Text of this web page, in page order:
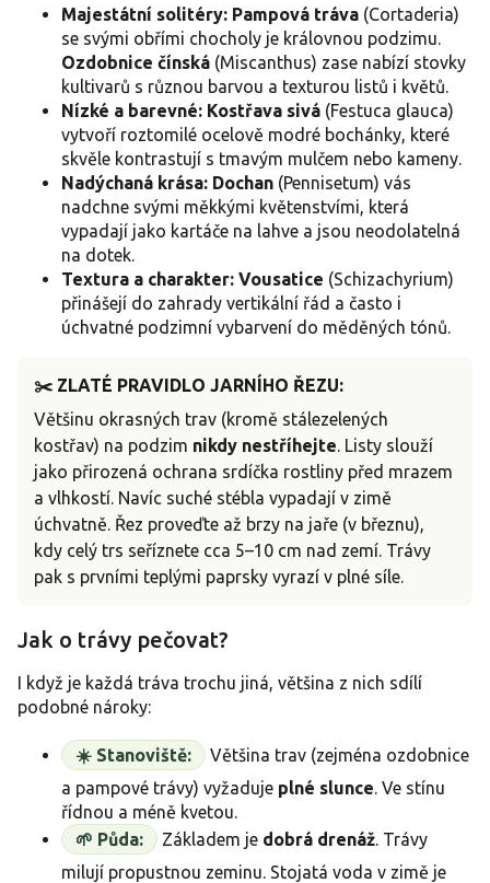
u
Majestátní solitéry: Pampová tráva (Cortaderia)
se svými obřími chocholy je královnou podzimu.
Ozdobnice čínská (Miscanthus) zase nabízí stovky
kultivarů s různou barvou a texturou listů i květů.
Nízké a barevné: Kostřava sivá (Festuca glauca)
vytvoří roztomilé ocelově modré bochánky, které
skvěle kontrastují s tmavým mulčem nebo kameny.
Nadýchaná krása: Dochan (Pennisetum) vás
nadchne svými měkkými květenstvími, která
vypadají jako kartáče na lahve a jsou neodolatelná
na dotek.
Textura a charakter: Vousatice (Schizachyrium)
přinášejí do zahrady vertikální řád a často i
úchvatné podzimní vybarvení do měděných tónů.
✂️ ZLATÉ PRAVIDLO JARNÍHO ŘEZU:
Většinu okrasných trav (kromě stálezelených
kostřav) na podzim nikdy nestříhejte. Listy slouží
jako přirozená ochrana srdíčka rostliny před mrazem
a vlhkostí. Navíc suché stébla vypadají v zimě
úchvatně. Řez proveďte až brzy na jaře (v březnu),
kdy celý trs seříznete cca 5–10 cm nad zemí. Trávy
pak s prvními teplými paprsky vyrazí v plné síle.
Jak o trávy pečovat?
I když je každá tráva trochu jiná, většina z nich sdílí
podobné nároky:
☀️ Stanoviště:
Většina trav (zejména ozdobnice
a pampové trávy) vyžaduje plné slunce. Ve stínu
řídnou a méně kvetou.
🌱 Půda:
Základem je dobrá drenáž. Trávy
milují propustnou zeminu. Stojatá voda v zimě je